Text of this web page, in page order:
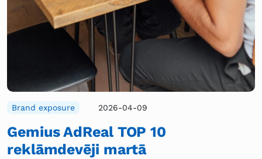
Brand exposure 2026-04-09
Gemius AdReal TOP 10
reklāmdevēji martā